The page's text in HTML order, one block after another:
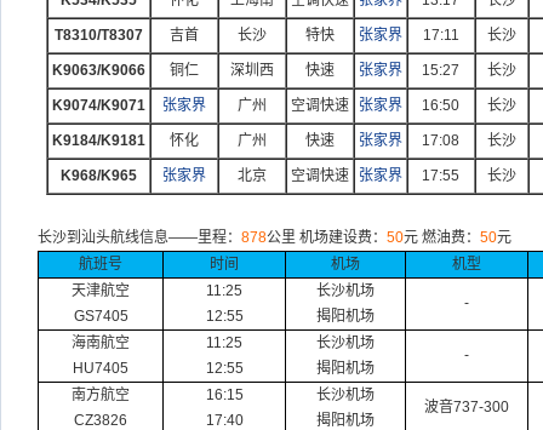
T8310/T8307 吉首 长沙 特快 张家界 17:11 长沙
K9063/K9066 铜仁 深圳西 快速 张家界 15:27 长沙
K9074/K9071 张家界 广州 空调快速 张家界 16:50 长沙
K9184/K9181 怀化 广州 快速 张家界 17:08 长沙
K968/K965 张家界 北京 空调快速 张家界 17:55 长沙
长沙到汕头航线信息——里程： 878公里 机场建设费： 50元 燃油费： 50元
航班号
时间 机场
机型
天津航空
GS7405
11:25
12:55
长沙机场
揭阳机场
-
海南航空
HU7405
11:25
12:55
长沙机场
揭阳机场
-
南方航空
CZ3826
16:15
17:40
长沙机场
揭阳机场
波音737-300